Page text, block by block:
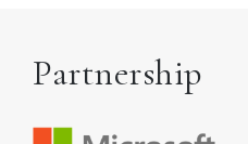
Partnership